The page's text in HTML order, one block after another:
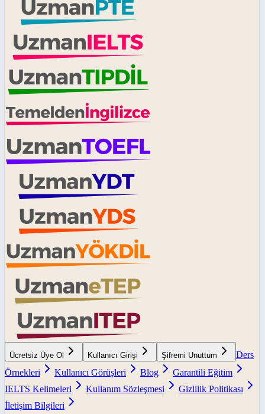
Ücretsiz Üye Ol Kullanıcı Girişi Şifremi Unuttum
Ders
Örnekleri
Kullanıcı Görüşleri Blog
Garantili Eğitim
IELTS Kelimeleri
Kullanım Sözleşmesi
Gizlilik Politikası
İletişim Bilgileri